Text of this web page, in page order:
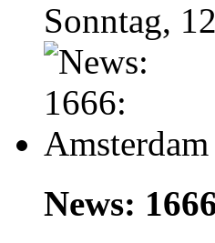
Sonntag,
News: